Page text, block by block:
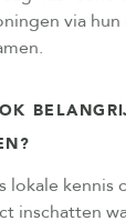
via
kennis
inschatten